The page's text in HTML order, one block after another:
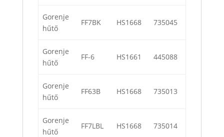
Gorenje
hűtő
FF7BK HS1668 735045
Gorenje
hűtő
FF-6 HS1661 445088
Gorenje
hűtő
FF63B HS1668 735013
Gorenje
hűtő
FF7LBL HS1668 735014